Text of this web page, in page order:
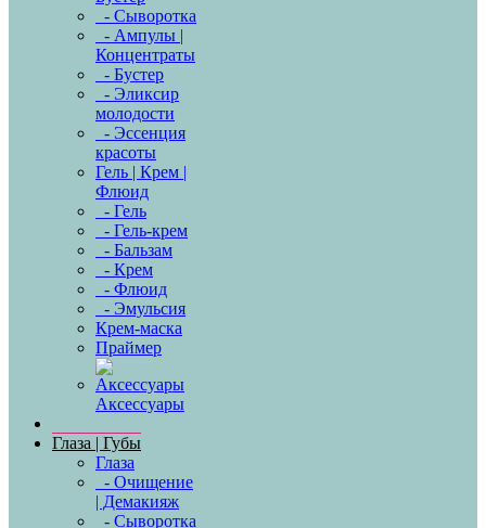
- Сыворотка
- Ампулы |
Концентраты
- Бустер
- Эликсир
молодости
- Эссенция
красоты
Гель | Крем |
Флюид
- Гель
- Гель-крем
- Бальзам
- Крем
- Флюид
- Эмульсия
Крем-маска
Праймер
Аксессуары
Глаза | Губы
Глаза
- Очищение
| Демакияж
- Сыворотка